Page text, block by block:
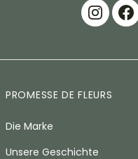
PROMESSE DE FLEURS
Die Marke
Unsere Geschichte